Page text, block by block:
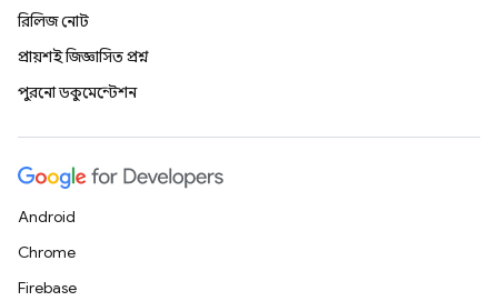
রিলিজ নোট
প্রায়শই জিজ্ঞাসিত প্রশ্ন
পুরনো ডকুমেন্টেশন
Android
Chrome
Firebase